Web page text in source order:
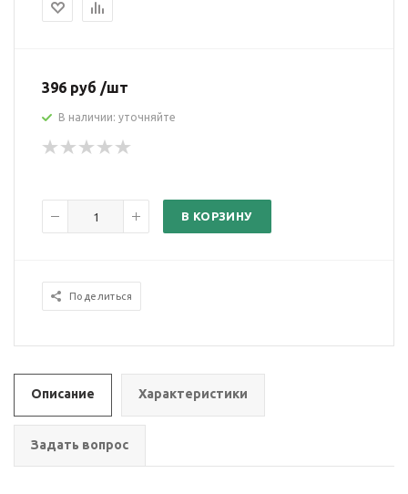
396 руб /шт
В наличии: уточняйте
В КОРЗИНУ
Поделиться
Описание Характеристики
Задать вопрос